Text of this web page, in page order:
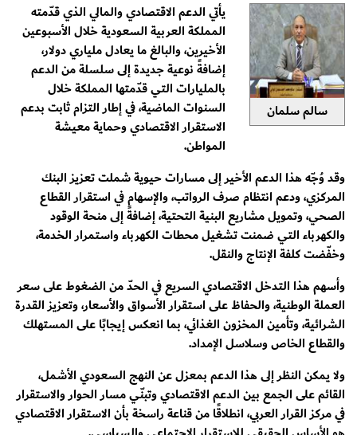
سالم سلمان
يأتي الدعم الاقتصادي والمالي الذي قدّمته
المملكة العربية السعودية خلال الأسبوعين
الأخيرين، والبالغ ما يعادل ملياري دولار،
إضافةً نوعية جديدة إلى سلسلة من الدعم
بالمليارات التي قدّمتها المملكة خلال
السنوات الماضية، في إطار التزام ثابت بدعم
الاستقرار الاقتصادي وحماية معيشة
المواطن.
وقد وُجّه هذا الدعم الأخير إلى مسارات حيوية شملت تعزيز البنك
المركزي، ودعم انتظام صرف الرواتب، والإسهام في استقرار القطاع
الصحي، وتمويل مشاريع البنية التحتية، إضافةً إلى منحة الوقود
والكهرباء التي ضمنت تشغيل محطات الكهرباء واستمرار الخدمة،
وخفّضت كلفة الإنتاج والنقل.
وأسهم هذا التدخل الاقتصادي السريع في الحدّ من الضغوط على سعر
العملة الوطنية، والحفاظ على استقرار الأسواق والأسعار، وتعزيز القدرة
الشرائية، وتأمين المخزون الغذائي، بما انعكس إيجابًا على المستهلك
والقطاع الخاص وسلاسل الإمداد.
ولا يمكن النظر إلى هذا الدعم بمعزل عن النهج السعودي الأشمل،
القائم على الجمع بين الدعم الاقتصادي وتبنّي مسار الحوار والاستقرار
في مركز القرار العربي، انطلاقًا من قناعة راسخة بأن الاستقرار الاقتصادي